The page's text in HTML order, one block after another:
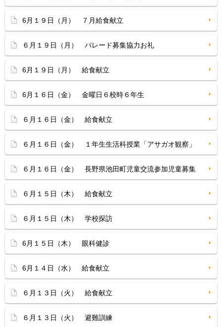
6月１９日（月） ７月給食献立
６月１９日（月） パレード募集協力お礼
6月１９日（月） 給食献立
6月１６日（金） 金曜日６校時６年生
６月１６日（金） 給食献立
６月１６日（金） １年生生活科授業「アサガオ観察」
６月１６日（金） 長野県池田町児童交流参加児童募集
６月１５日（木） 給食献立
６月１５日（木） 学校探訪
6月１５日（木） 眼科健診
6月１４日（水） 給食献立
６月１３日（火） 給食献立
６月１３日（火） 避難訓練